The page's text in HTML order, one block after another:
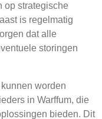
op strategische
is regelmatig
dat alle
storingen
worden
in Warffum, die
bieden. Dit